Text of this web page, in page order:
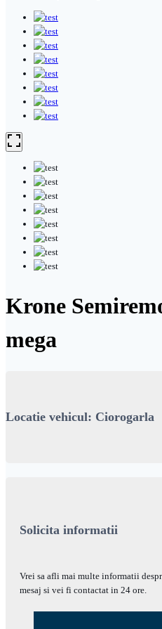
Krone
mega
Locatie vehicul: Ciorogarla
Solicita informatii
Vrei sa afli mai multe informatii
mesaj si vei fi contactat in 24 ore.